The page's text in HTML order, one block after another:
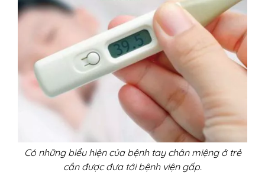
Có những biểu hiện của bệnh tay chân miệng ở trẻ
cần được đưa tới bệnh viện gấp.